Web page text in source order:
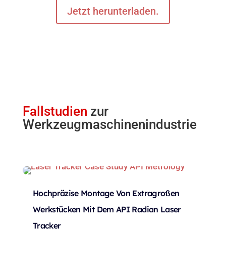
Jetzt herunterladen.
Fallstudien zur
Werkzeugmaschinenindustrie
Hochpräzise Montage Von Extragroßen
Werkstücken Mit Dem API Radian Laser
Tracker